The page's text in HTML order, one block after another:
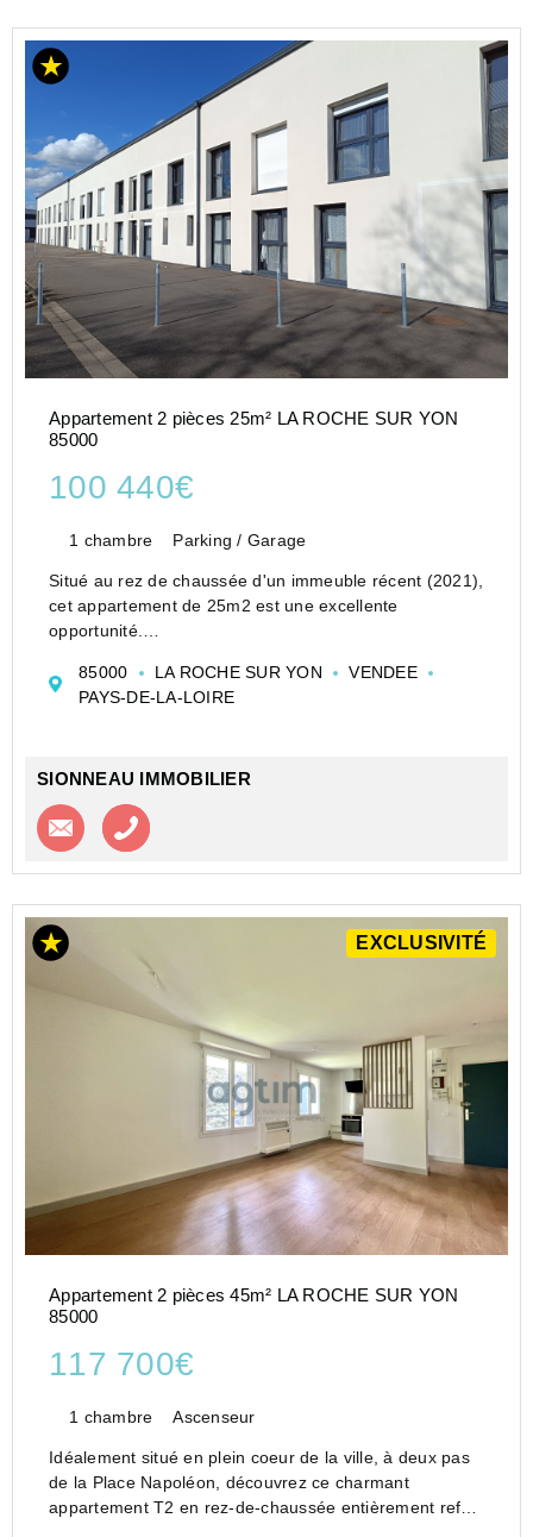
Appartement 2 pièces 25m² LA ROCHE SUR YON
85000
100 440€
1 chambre Parking / Garage
Situé au rez de chaussée d'un immeuble récent (2021),
cet appartement de 25m2 est une excellente
opportunité.
cuisine, un coin nuit et une salle d'eau avec WC. Une
place de parking privati...
85000 LA ROCHE SUR YON
VENDEE
PAYS-DE-LA-LOIRE
SIONNEAU IMMOBILIER
Contacter l'agence
EXCLUSIVITÉ
Appartement 2 pièces 45m² LA ROCHE SUR YON
85000
117 700€
1 chambre Ascenseur
Idéalement situé en plein coeur de la ville, à deux pas
de la Place Napoléon, découvrez ce charmant
appartement T2 en rez-de-chaussée entièrement refait